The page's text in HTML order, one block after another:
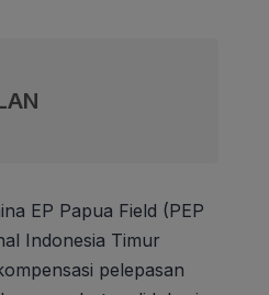
EP Papua Field (PEP
Indonesia Timur
pelepasan